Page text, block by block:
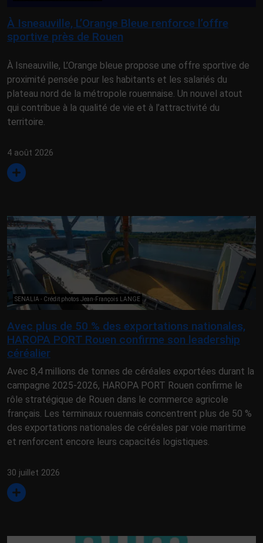
À Isneauville, L’Orange Bleue renforce l’offre
sportive près de Rouen
À Isneauville, L’Orange bleue propose une offre sportive de
proximité pensée pour les habitants et les salariés du
plateau nord de la métropole rouennaise. Un nouvel atout
qui contribue à la qualité de vie et à l’attractivité du
territoire.
4 août 2026
SENALIA - Crédit photos Jean-François LANGE
Avec plus de 50 % des exportations nationales,
HAROPA PORT Rouen confirme son leadership
céréalier
Avec 8,4 millions de tonnes de céréales exportées durant la
campagne 2025-2026, HAROPA PORT Rouen confirme le
rôle stratégique de Rouen dans le commerce agricole
français. Les terminaux rouennais concentrent plus de 50 %
des exportations nationales de céréales par voie maritime
et renforcent encore leurs capacités logistiques.
30 juillet 2026